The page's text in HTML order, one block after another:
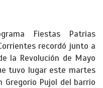
Fiestas Patrias
recordó junto a
la Revolución de Mayo
tuvo lugar este martes
Gregorio Pujol del barrio